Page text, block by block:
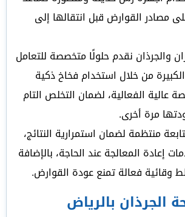
مصادر القوارض قبل انتقالها إلى
والجرذان نقدم حلولًا متخصصة للتعامل
من خلال استخدام فخاخ ذكية
الفعالية، لضمان التخلص التام
مرة أخرى.
منتظمة لضمان استمرارية النتائج،
إعادة المعالجة عند الحاجة، بالإضافة
فعالة تمنع عودة القوارض.
الجرذان بالرياض